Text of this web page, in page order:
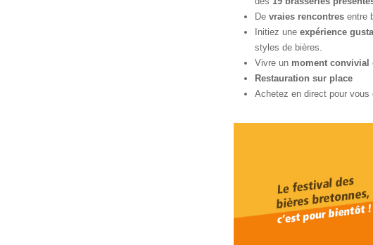
De vraies rencontres entre
Initiez une expérience
styles de bières.
Vivre un moment convivial
Restauration sur place
Achetez en direct pour vous